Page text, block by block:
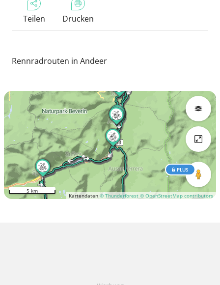
Teilen Drucken
Rennradrouten in Andeer
Kartendaten © Thunderforest © OpenStreetMap contributors
PLUS
5 km